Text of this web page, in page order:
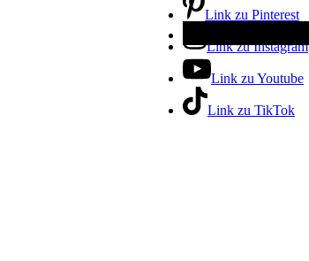
Link zu Pinterest
Link zu Instagram
Link zu Youtube
Link zu TikTok